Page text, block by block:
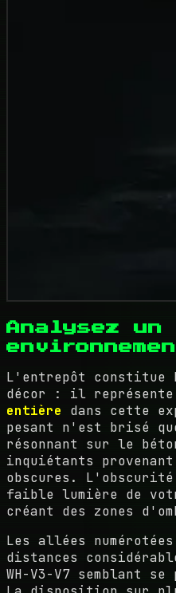
Analysez un
L'entrepôt constitue
décor : il représente
entière dans cette
pesant n'est brisé
résonnant sur le
inquiétants
obscures.
faible lumière de
créant des zones
Les allées
distances
WH-V3-V7 semblant